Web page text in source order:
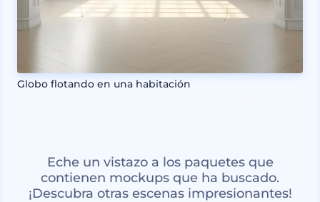
Globo flotando en una habitación
Eche un vistazo a los paquetes que
contienen mockups que ha buscado.
¡Descubra otras escenas impresionantes!